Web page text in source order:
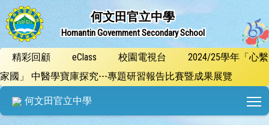
何文田官立中學
Homantin Government Secondary School
精彩回顧 eClass 校園電視台
2024/25學年「心繫
家國」 中醫學寶庫探究---專題研習報告比賽暨成果展覽
何文田官立中學